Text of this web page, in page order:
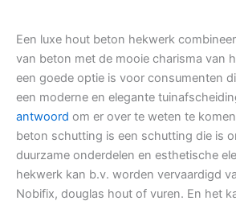
Een luxe hout beton hekwerk
van beton met de mooie charisma van
een goede optie is voor consumenten
een moderne en elegante
antwoord om er over te weten te
beton schutting is een schutting die is
duurzame onderdelen en esthetische
hekwerk kan b.v. worden vervaardigd
Nobifix, douglas hout of vuren. En het